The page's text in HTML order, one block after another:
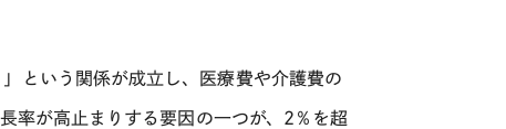
という関係が成立し、医療費や介護費の
率が高止まりする要因の一つが、 2 ％を超